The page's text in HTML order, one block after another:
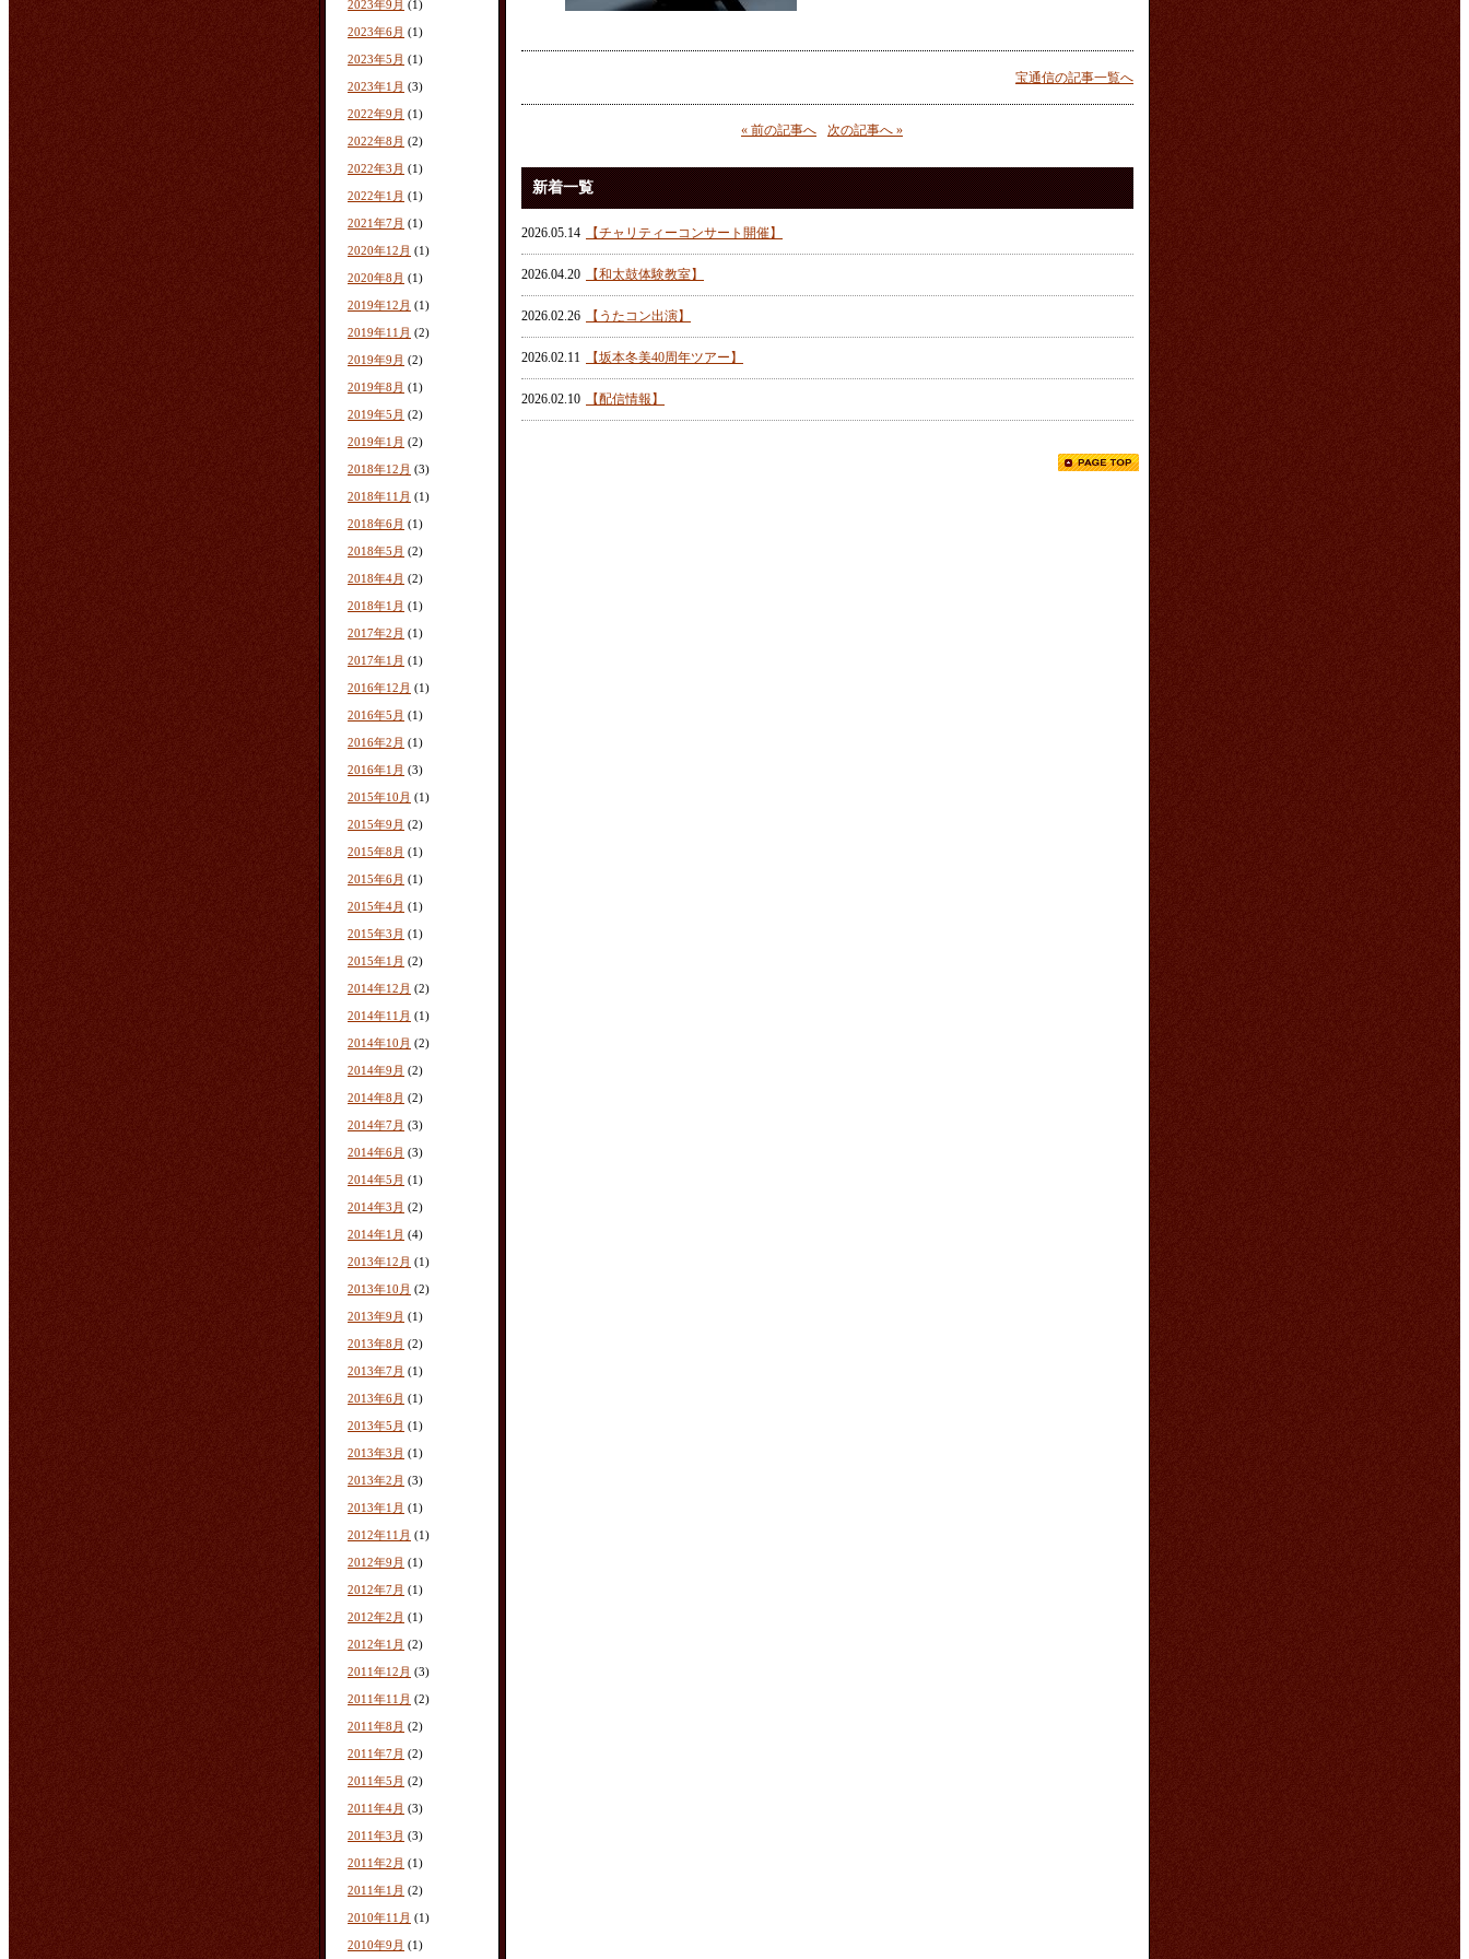
2023年9月 (1)
2023年6月 (1)
2023年5月 (1)
2023年1月 (3)
2022年9月 (1)
2022年8月 (2)
2022年3月 (1)
2022年1月 (1)
2021年7月 (1)
2020年12月 (1)
2020年8月 (1)
2019年12月 (1)
2019年11月 (2)
2019年9月 (2)
2019年8月 (1)
2019年5月 (2)
2019年1月 (2)
2018年12月 (3)
2018年11月 (1)
2018年6月 (1)
2018年5月 (2)
2018年4月 (2)
2018年1月 (1)
2017年2月 (1)
2017年1月 (1)
2016年12月 (1)
2016年5月 (1)
2016年2月 (1)
2016年1月 (3)
2015年10月 (1)
2015年9月 (2)
2015年8月 (1)
2015年6月 (1)
2015年4月 (1)
2015年3月 (1)
2015年1月 (2)
2014年12月 (2)
2014年11月 (1)
2014年10月 (2)
2014年9月 (2)
2014年8月 (2)
2014年7月 (3)
2014年6月 (3)
2014年5月 (1)
2014年3月 (2)
2014年1月 (4)
2013年12月 (1)
2013年10月 (2)
2013年9月 (1)
2013年8月 (2)
2013年7月 (1)
2013年6月 (1)
2013年5月 (1)
2013年3月 (1)
2013年2月 (3)
2013年1月 (1)
2012年11月 (1)
2012年9月 (1)
2012年7月 (1)
2012年2月 (1)
2012年1月 (2)
2011年12月 (3)
2011年11月 (2)
2011年8月 (2)
2011年7月 (2)
2011年5月 (2)
2011年4月 (3)
2011年3月 (3)
2011年2月 (1)
2011年1月 (2)
2010年11月 (1)
2010年9月 (1)
宝通信の記事一覧へ
« 前の記事へ 次の記事へ »
新着一覧
2026.05.14 【チャリティーコンサート開催】
2026.04.20 【和太鼓体験教室】
2026.02.26 【うたコン出演】
2026.02.11 【坂本冬美40周年ツアー】
2026.02.10 【配信情報】